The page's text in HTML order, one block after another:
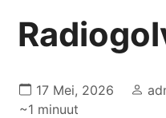
17 Mei, 2026
~1 minuut